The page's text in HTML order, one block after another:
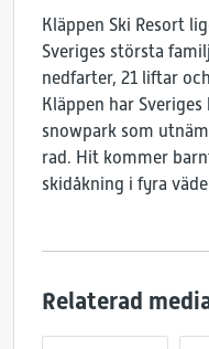
Kläppen Ski Resort
Sveriges största
nedfarter, 21 liftar
Kläppen har
snowpark som
rad. Hit kommer
skidåkning i fyra
Relaterad